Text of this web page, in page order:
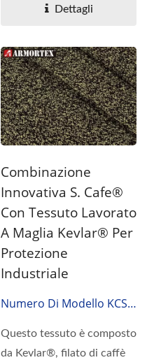
Dettagli
Combinazione
Innovativa S. Cafe®
Con Tessuto Lavorato
A Maglia Kevlar® Per
Protezione
Industriale
Numero Di Modello KCS-
Questo tessuto è composto
da Kevlar®, filato di caffè